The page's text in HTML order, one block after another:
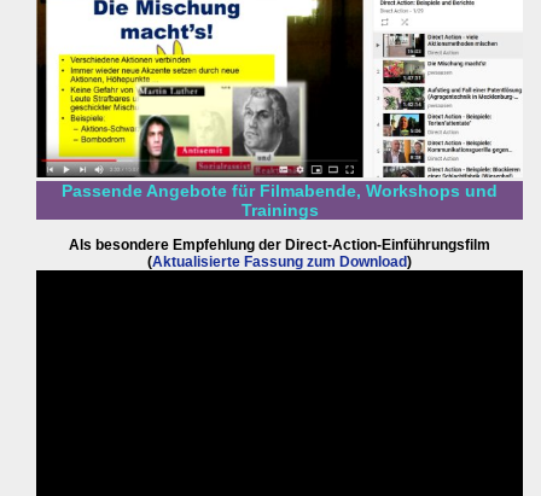
Passende Angebote für Filmabende, Workshops und
Trainings
Als besondere Empfehlung der Direct-Action-Einführungsfilm
(Aktualisierte Fassung zum Download)